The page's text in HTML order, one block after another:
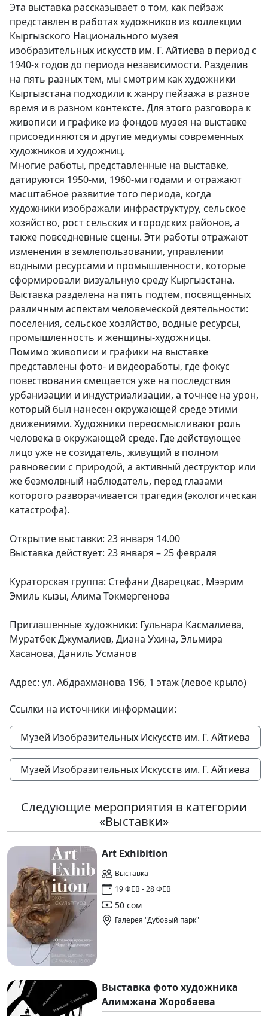
Эта выставка рассказывает о том, как пейзаж
представлен в работах художников из коллекции
Кыргызского Национального музея
изобразительных искусств им. Г. Айтиева в период с
1940-х годов до периода независимости. Разделив
на пять разных тем, мы смотрим как художники
Кыргызстана подходили к жанру пейзажа в разное
время и в разном контексте. Для этого разговора к
живописи и графике из фондов музея на выставке
присоединяются и другие медиумы современных
художников и художниц.
Многие работы, представленные на выставке,
датируются 1950-ми, 1960-ми годами и отражают
масштабное развитие того периода, когда
художники изображали инфраструктуру, сельское
хозяйство, рост сельских и городских районов, а
также повседневные сцены. Эти работы отражают
изменения в землепользовании, управлении
водными ресурсами и промышленности, которые
сформировали визуальную среду Кыргызстана.
Выставка разделена на пять подтем, посвященных
различным аспектам человеческой деятельности:
поселения, сельское хозяйство, водные ресурсы,
промышленность и женщины-художницы.
Помимо живописи и графики на выставке
представлены фото- и видеоработы, где фокус
повествования смещается уже на последствия
урбанизации и индустриализации, а точнее на урон,
который был нанесен окружающей среде этими
движениями. Художники переосмысливают роль
человека в окружающей среде. Где действующее
лицо уже не созидатель, живущий в полном
равновесии с природой, а активный деструктор или
же безмолвный наблюдатель, перед глазами
которого разворачивается трагедия (экологическая
катастрофа).
Открытие выставки: 23 января 14.00
Выставка действует: 23 января – 25 февраля
Кураторская группа: Стефани Дварецкас, Мээрим
Эмиль кызы, Алима Токмергенова
Приглашенные художники: Гульнара Касмалиева,
Муратбек Джумалиев, Диана Ухина, Эльмира
Хасанова, Даниль Усманов
Адрес: ул. Абдрахманова 196, 1 этаж (левое крыло)
Ссылки на источники информации:
Музей Изобразительных Искусств им. Г. Айтиева
Музей Изобразительных Искусств им. Г. Айтиева
Следующие мероприятия в категории
«Выставки»
Art Exhibition
Выставка
19 ФЕВ - 28 ФЕВ
50 сом
Галерея "Дубовый парк"
Выставка фото художника
Алимжана Жоробаева